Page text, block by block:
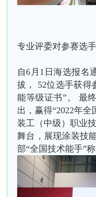
专业评委对参赛选
自6月1日海选报名
拔， 52位选手获得
能等级证书”。 最
出，赢得“2022年
装工（中级）职业
舞台，展现涂装技
部“全国技术能手”